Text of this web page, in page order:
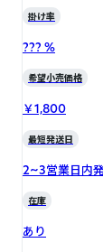
掛け率
??? %
希望小売価格
￥1,800
最短発送日
2~3営業日内
在庫
あり